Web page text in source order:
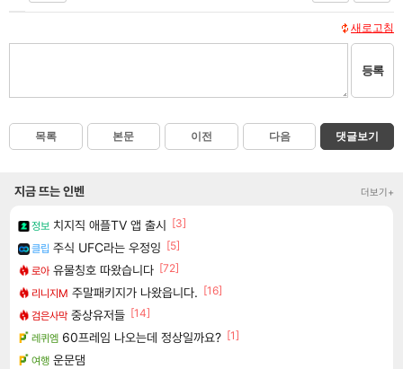
새로고침
등록
목록 본문 이전 다음 댓글보기
지금 뜨는 인벤 더보기+
정보 치지직 애플TV 앱 출시 [3]
클립 주식 UFC라는 우정잉 [5]
로아 유물칭호 따왔습니다 [72]
리니지M 주말패키지가 나왔읍니다. [16]
검은사막 중상유저들 [14]
레퀴엠 60프레임 나오는데 정상일까요? [1]
여행 운문댐